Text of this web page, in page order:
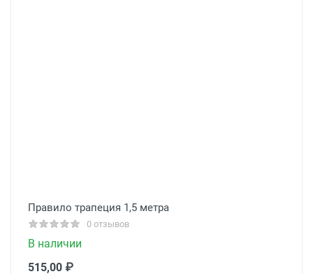
Правило трапеция 1,5 метра
0 отзывов
В наличии
515,00 ₽